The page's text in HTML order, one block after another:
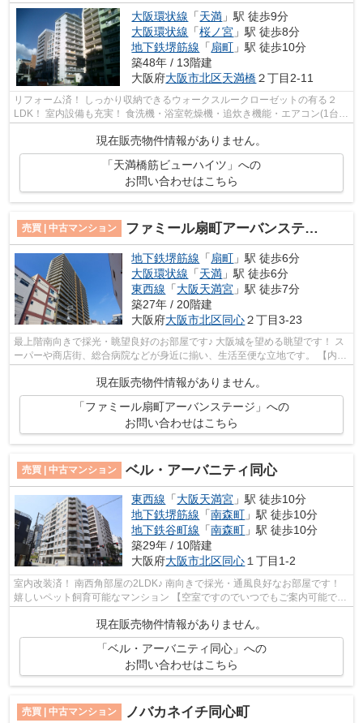
大阪環状線 「天満 」駅 徒歩9分
大阪環状線 「桜ノ宮 」駅 徒歩8分
地下鉄堺筋線 「 扇町 」駅 徒歩10分
築48年 / 13階建
大阪府大阪市北区天満橋２丁目2-11
リフォーム済！ しっかり収納できるウォークスルークローゼットの有る２
LDK！ 室内設備も充実！ 食洗機・浴室乾燥機・追炊き機能・エアコン(1台)
現在販売物件情報がありません。
「天満橋筋ビューハイツ」への
お問い合わせはこちら
売買 | 中古マンション ファミール扇町アーバンステージ
地下鉄堺筋線 「扇町 」駅 徒歩6分
大阪環状線 「天満 」駅 徒歩6分
東西線 「大阪天満宮 」駅 徒歩7分
築27年 / 20階建
大阪府大阪市北区同心２丁目3-23
最上階南向きで採光・眺望良好のお部屋です♪ 大阪城を望める眺望です！ ス
ーパーや商店街、総合病院などが身近に揃い、生活至便な立地です。 【内覧
現在販売物件情報がありません。
「ファミール扇町アーバンステージ」への
お問い合わせはこちら
売買 | 中古マンション ベル・アーバニティ同心
東西線 「大阪天満宮 」駅 徒歩10分
地下鉄堺筋線 「南森町 」駅 徒歩10分
地下鉄谷町線 「南森町 」駅 徒歩10分
築29年 / 10階建
大阪府大阪市北区同心１丁目1-2
室内改装済！ 南西角部屋の2LDK♪ 南向きで採光・通風良好なお部屋です！
嬉しいペット飼育可能なマンション 【空室ですのでいつでもご案内可能で
す！】
現在販売物件情報がありません。
「ベル・アーバニティ同心」への
お問い合わせはこちら
売買 | 中古マンション ノバカネイチ同心町